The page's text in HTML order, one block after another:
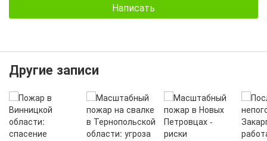
Написать
Другие записи